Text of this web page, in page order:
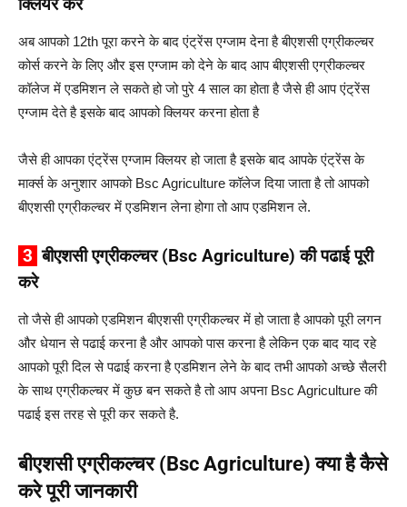
अब आपको 12th पूरा करने के बाद एंट्रेंस एग्जाम देना है बीएशसी एग्रीकल्चर
कोर्स करने के लिए और इस एग्जाम को देने के बाद आप बीएशसी एग्रीकल्चर
कॉलेज में एडमिशन ले सकते हो जो पुरे 4 साल का होता है जैसे ही आप एंट्रेंस
एग्जाम देते है इसके बाद आपको क्लियर करना होता है
जैसे ही आपका एंट्रेंस एग्जाम क्लियर हो जाता है इसके बाद आपके एंट्रेंस के
मार्क्स के अनुशार आपको Bsc Agriculture कॉलेज दिया जाता है तो आपको
बीएशसी एग्रीकल्चर में एडमिशन लेना होगा तो आप एडमिशन ले.
3 बीएशसी एग्रीकल्चर (Bsc Agriculture) की पढाई पूरी
करे
तो जैसे ही आपको एडमिशन बीएशसी एग्रीकल्चर में हो जाता है आपको पूरी लगन
और धेयान से पढाई करना है और आपको पास करना है लेकिन एक बाद याद रहे
आपको पूरी दिल से पढाई करना है एडमिशन लेने के बाद तभी आपको अच्छे सैलरी
के साथ एग्रीकल्चर में कुछ बन सकते है तो आप अपना Bsc Agriculture की
पढाई इस तरह से पूरी कर सकते है.
बीएशसी एग्रीकल्चर (Bsc Agriculture) क्या है कैसे
करे पूरी जानकारी